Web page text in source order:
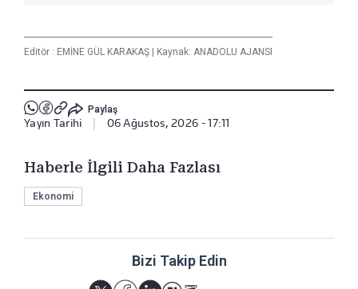
Editör : EMİNE GÜL KARAKAŞ Kaynak: ANADOLU AJANSI
Paylaş
Yayın Tarihi 06 Ağustos, 2026 - 17:11
Haberle İlgili Daha Fazlası
Ekonomi
Bizi Takip Edin